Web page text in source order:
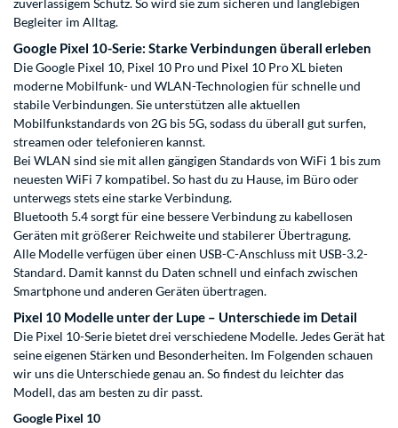
zuverlässigem Schutz. So wird sie zum sicheren und langlebigen
Begleiter im Alltag.
Google Pixel 10-Serie: Starke Verbindungen überall erleben
Die Google Pixel 10, Pixel 10 Pro und Pixel 10 Pro XL bieten
moderne Mobilfunk- und WLAN-Technologien für schnelle und
stabile Verbindungen. Sie unterstützen alle aktuellen
Mobilfunkstandards von 2G bis 5G, sodass du überall gut surfen,
streamen oder telefonieren kannst.
Bei WLAN sind sie mit allen gängigen Standards von WiFi 1 bis zum
neuesten WiFi 7 kompatibel. So hast du zu Hause, im Büro oder
unterwegs stets eine starke Verbindung.
Bluetooth 5.4 sorgt für eine bessere Verbindung zu kabellosen
Geräten mit größerer Reichweite und stabilerer Übertragung.
Alle Modelle verfügen über einen USB-C-Anschluss mit USB-3.2-
Standard. Damit kannst du Daten schnell und einfach zwischen
Smartphone und anderen Geräten übertragen.
Pixel 10 Modelle unter der Lupe – Unterschiede im Detail
Die Pixel 10-Serie bietet drei verschiedene Modelle. Jedes Gerät hat
seine eigenen Stärken und Besonderheiten. Im Folgenden schauen
wir uns die Unterschiede genau an. So findest du leichter das
Modell, das am besten zu dir passt.
Google Pixel 10